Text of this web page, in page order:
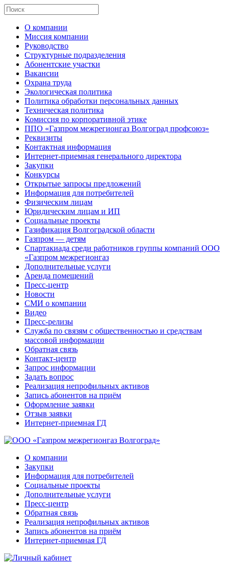
О компании
Миссия компании
Руководство
Структурные подразделения
Абонентские участки
Вакансии
Охрана труда
Экологическая политика
Политика обработки персональных данных
Техническая политика
Комиссия по корпоративной этике
ППО «Газпром межрегионгаз Волгоград профсоюз»
Реквизиты
Контактная информация
Интернет-приемная генерального директора
Закупки
Конкурсы
Открытые запросы предложений
Информация для потребителей
Физическим лицам
Юридическим лицам и ИП
Социальные проекты
Газификация Волгоградской области
Газпром — детям
Спартакиада среди работников группы компаний ООО
«Газпром межрегионгаз
Дополнительные услуги
Аренда помещений
Пресс-центр
Новости
СМИ о компании
Видео
Пресс-релизы
Служба по связям с общественностью и средствам
массовой информации
Обратная связь
Контакт-центр
Запрос информации
Задать вопрос
Реализация непрофильных активов
Запись абонентов на приём
Оформление заявки
Отзыв заявки
Интернет-приемная ГД
О компании
Закупки
Информация для потребителей
Социальные проекты
Дополнительные услуги
Пресс-центр
Обратная связь
Реализация непрофильных активов
Запись абонентов на приём
Интернет-приемная ГД